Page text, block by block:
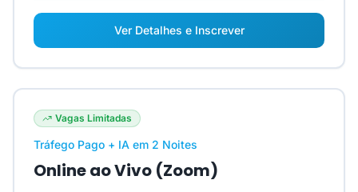
Ver Detalhes e Inscrever
Vagas Limitadas
Tráfego Pago + IA em 2 Noites
Online ao Vivo (Zoom)